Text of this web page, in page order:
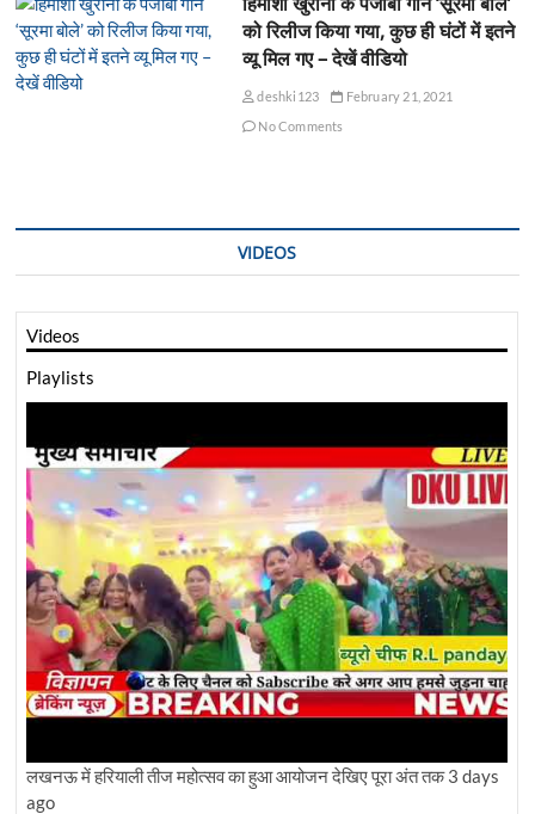
को रिलीज किया गया, कुछ ही घंटों में इतने
व्यू मिल गए – देखें वीडियो
deshki123
February 21, 2021
No Comments
VIDEOS
Videos
Playlists
लखनऊ में हरियाली तीज महोत्सव का हुआ आयोजन देखिए पूरा अंत तक3 days
ago